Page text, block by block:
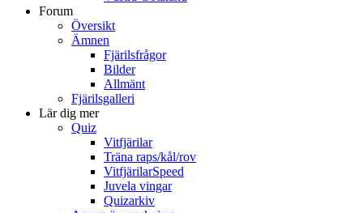
Forum
Översikt
Ämnen
Fjärilsfrågor
Bilder
Allmänt
Fjärilsgalleri
Lär dig mer
Quiz
Vitfjärilar
Träna raps/kål/rov
VitfjärilarSpeed
Juvela vingar
Quizarkiv